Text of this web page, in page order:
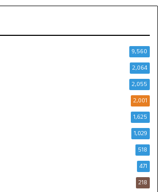
9,560
2,064
2,055
2,001
1,625
1,029
518
471
218